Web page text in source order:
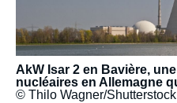
AkW Isar 2 en Bavière,
nucléaires en Allemagne
© Thilo Wagner/Shutterstock